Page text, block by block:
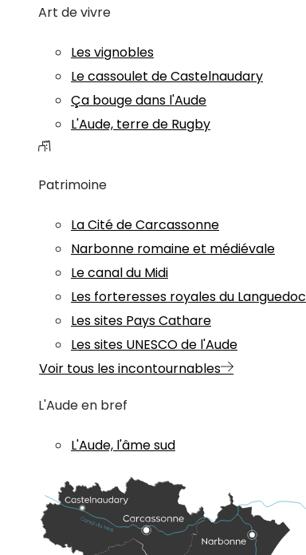
Art de vivre
Les vignobles
Le cassoulet de Castelnaudary
Ça bouge dans l'Aude
L'Aude, terre de Rugby
Patrimoine
La Cité de Carcassonne
Narbonne romaine et médiévale
Le canal du Midi
Les forteresses royales du Languedoc
Les sites Pays Cathare
Les sites UNESCO de l'Aude
Voir tous les incontournables
L'Aude en bref
L'Aude, l'âme sud